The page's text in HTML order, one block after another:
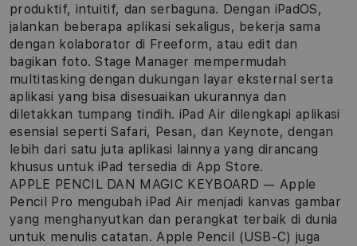
produktif, intuitif, dan serbaguna. Dengan iPadOS,
jalankan beberapa aplikasi sekaligus, bekerja sama
dengan kolaborator di Freeform, atau edit dan
bagikan foto. Stage Manager mempermudah
multitasking dengan dukungan layar eksternal serta
aplikasi yang bisa disesuaikan ukurannya dan
diletakkan tumpang tindih. iPad Air dilengkapi aplikasi
esensial seperti Safari, Pesan, dan Keynote, dengan
lebih dari satu juta aplikasi lainnya yang dirancang
khusus untuk iPad tersedia di App Store.
APPLE PENCIL DAN MAGIC KEYBOARD — Apple
Pencil Pro mengubah iPad Air menjadi kanvas gambar
yang menghanyutkan dan perangkat terbaik di dunia
untuk menulis catatan. Apple Pencil (USB-C) juga